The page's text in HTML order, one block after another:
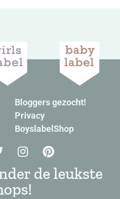
Bloggers gezocht!
Privacy
BoyslabelShop
de leukste